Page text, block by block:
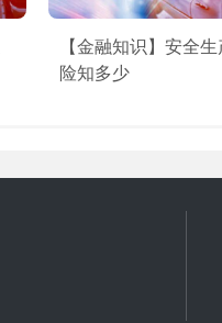
【金融知识】安全
险知多少